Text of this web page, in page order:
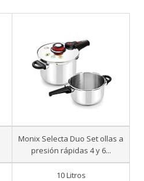
Monix Selecta Duo Set ollas a
presión rápidas 4 y 6...
10 Litros